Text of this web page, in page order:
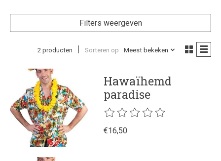
Filters weergeven
2 producten Sorteren op Meest bekeken
Hawaïhemd
paradise
De beoordeling van dit product is
€16,50